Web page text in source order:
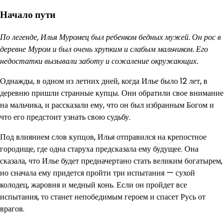
Начало пути
По легенде, Илья Муромец был ребенком бедных мужей. Он рос в
деревне Муром и был очень хрупким и слабым мальчиком. Его
недостатки вызывали заботу и сожаление окружающих.
Однажды, в одном из летних дней, когда Илье было 12 лет, в
деревню пришли странные купцы. Они обратили свое внимание
на мальчика, и рассказали ему, что он был избранным Богом и
что его предстоит узнать свою судьбу.
Под влиянием слов купцов, Илья отправился на крепостное
городище, где одна старуха предсказала ему будущее. Она
сказала, что Илье будет предначертано стать великим богатырем,
но сначала ему придется пройти три испытания — сухой
колодец, жаровня и медный конь. Если он пройдет все
испытания, то станет непобедимым героем и спасет Русь от
врагов.